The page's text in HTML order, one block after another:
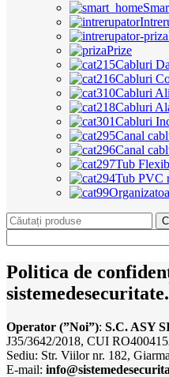
Prize
Cabluri
Cabluri
Cabluri
Cabluri
Cabluri
Canal
Canal
Tub
Tub PVC
Politica de
Operator (”Noi”): S.C. ASY
J35/3642/2018, CUI
Sediu: Str. Viilor nr. 182,
E-mail: